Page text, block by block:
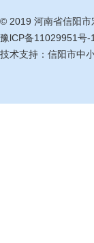
© 2019 河南省信阳市
豫lCP备11029951号-1
技术支持： 信阳市中